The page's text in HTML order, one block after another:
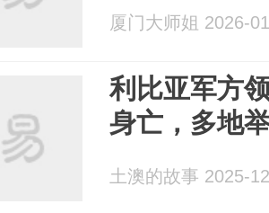
厦门大师姐 2026-
利比亚军方
身亡，多地
土澳的故事 2025-